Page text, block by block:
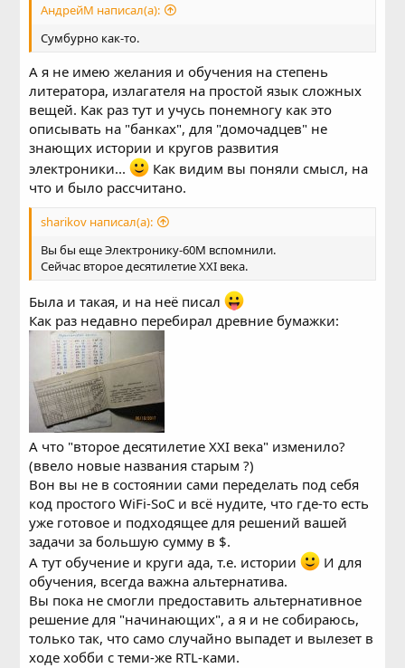
АндрейМ написал(а):
Сумбурно как-то.
А я не имею желания и обучения на степень
литератора, излагателя на простой язык сложных
вещей. Как раз тут и учусь понемногу как это
описывать на "банках", для "домочадцев" не
знающих истории и кругов развития
электроники...
Как видим вы поняли смысл, на
что и было рассчитано.
sharikov написал(а):
Вы бы еще Электронику-60М вспомнили.
Сейчас второе десятилетие XXI века.
Была и такая, и на неё писал
Как раз недавно перебирал древние бумажки:
А что "второе десятилетие XXI века" изменило?
(ввело новые названия старым ?)
Вон вы не в состоянии сами переделать под себя
код простого WiFi-SoC и всё нудите, что где-то есть
уже готовое и подходящее для решений вашей
задачи за большую сумму в $.
А тут обучение и круги ада, т.е. истории
И для
обучения, всегда важна альтернатива.
Вы пока не смогли предоставить альтернативное
решение для "начинающих", а я и не собираюсь,
только так, что само случайно выпадет и вылезет в
ходе хобби с теми-же RTL-ками.